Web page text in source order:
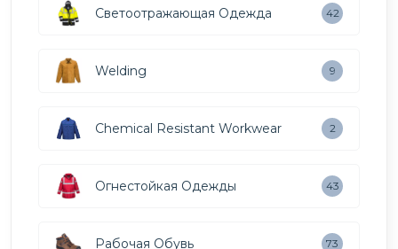
Светоотражающая Одежда 42
Welding 9
Chemical Resistant Workwear 2
Огнестойкая Одежды 43
Рабочая Обувь 73